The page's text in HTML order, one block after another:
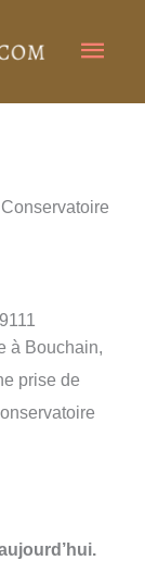
à Bouchain,
prise de